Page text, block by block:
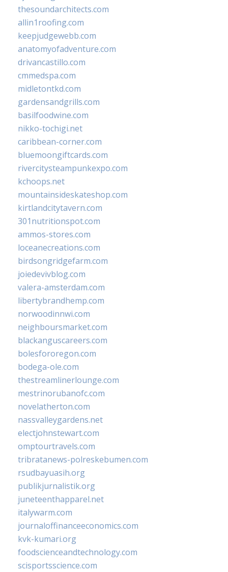
thesoundarchitects.com
allin1roofing.com
keepjudgewebb.com
anatomyofadventure.com
drivancastillo.com
cmmedspa.com
midletontkd.com
gardensandgrills.com
basilfoodwine.com
nikko-tochigi.net
caribbean-corner.com
bluemoongiftcards.com
rivercitysteampunkexpo.com
kchoops.net
mountainsideskateshop.com
kirtlandcitytavern.com
301nutritionspot.com
ammos-stores.com
loceanecreations.com
birdsongridgefarm.com
joiedevivblog.com
valera-amsterdam.com
libertybrandhemp.com
norwoodinnwi.com
neighboursmarket.com
blackanguscareers.com
bolesfororegon.com
bodega-ole.com
thestreamlinerlounge.com
mestrinorubanofc.com
novelatherton.com
nassvalleygardens.net
electjohnstewart.com
omptourtravels.com
tribratanews-polreskebumen.com
rsudbayuasih.org
publikjurnalistik.org
juneteenthapparel.net
italywarm.com
journaloffinanceeconomics.com
kvk-kumari.org
foodscienceandtechnology.com
scisportsscience.com